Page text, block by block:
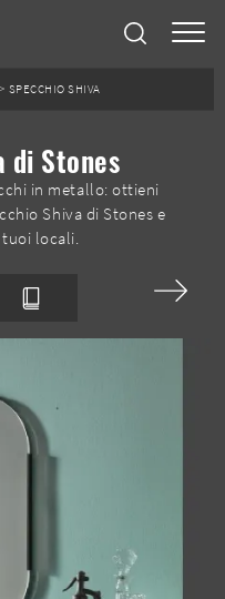
> SPECCHIO SHIVA
di Stones
in metallo: ottieni
Shiva di Stones e
locali.